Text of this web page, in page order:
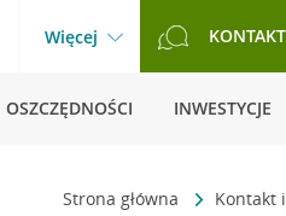
Więcej KONTAKT
OSZCZĘDNOŚCI INWESTYCJE
Strona główna Kontakt